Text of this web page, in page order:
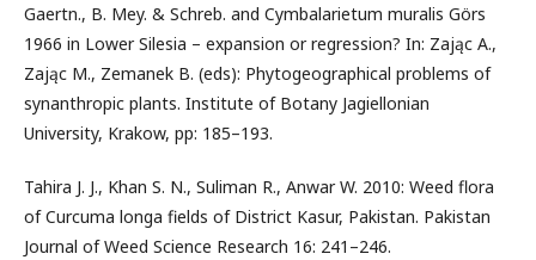
Gaertn., B. Mey. & Schreb. and Cymbalarietum muralis Görs
1966 in Lower Silesia – expansion or regression? In: Zając A.,
Zając M., Zemanek B. (eds): Phytogeographical problems of
synanthropic plants. Institute of Botany Jagiellonian
University, Krakow, pp: 185–193.
Tahira J. J., Khan S. N., Suliman R., Anwar W. 2010: Weed flora
of Curcuma longa fields of District Kasur, Pakistan. Pakistan
Journal of Weed Science Research 16: 241–246.